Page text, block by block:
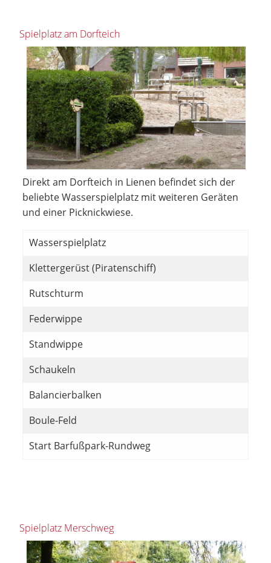
Spielplatz am Dorfteich
Direkt am Dorfteich in Lienen befindet sich der
beliebte Wasserspielplatz mit weiteren Geräten
und einer Picknickwiese.
Wasserspielplatz
Klettergerüst (Piratenschiff)
Rutschturm
Federwippe
Standwippe
Schaukeln
Balancierbalken
Boule-Feld
Start Barfußpark-Rundweg
Spielplatz Merschweg